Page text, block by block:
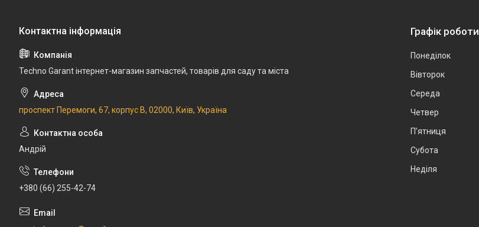
Techno Garant інтернет-магазин запчастей, товарів для саду та міста
проспект Перемоги, 67, корпус В, 02000, Київ, Україна
Андрій
+380 (66) 255-42-74
Графік роботи
Понеділок
Вівторок
Середа
Четвер
Пʼятниця
Субота
Неділя